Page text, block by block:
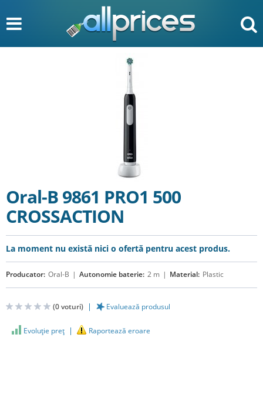
Oral-B 9861 PRO1 500
CROSSACTION
La moment nu există nici o ofertă pentru acest produs.
Producator: Oral-B Autonomie baterie: 2 m Material: Plastic
(0voturi) Evaluează produsul
Evoluţie preţ Raportează eroare